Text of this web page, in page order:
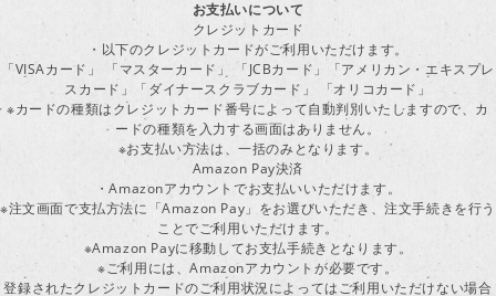
お支払いについて
クレジットカード
・以下のクレジットカードがご利用いただけます。
「VISAカード」 「マスターカード」 「JCBカード」「アメリカン・エキスプレ
スカード」「ダイナースクラブカード」 「オリコカード」
※カードの種類はクレジットカード番号によって自動判別いたしますので、カ
ードの種類を入力する画面はありません。
※お支払い方法は、一括のみとなります。
Amazon Pay決済
・Amazonアカウントでお支払いいただけます。
※注文画面で支払方法に「Amazon Pay」をお選びいただき、注文手続きを行う
ことでご利用いただけます。
※Amazon Payに移動してお支払手続きとなります。
※ご利用には、Amazonアカウントが必要です。
登録されたクレジットカードのご利用状況によってはご利用いただけない場合